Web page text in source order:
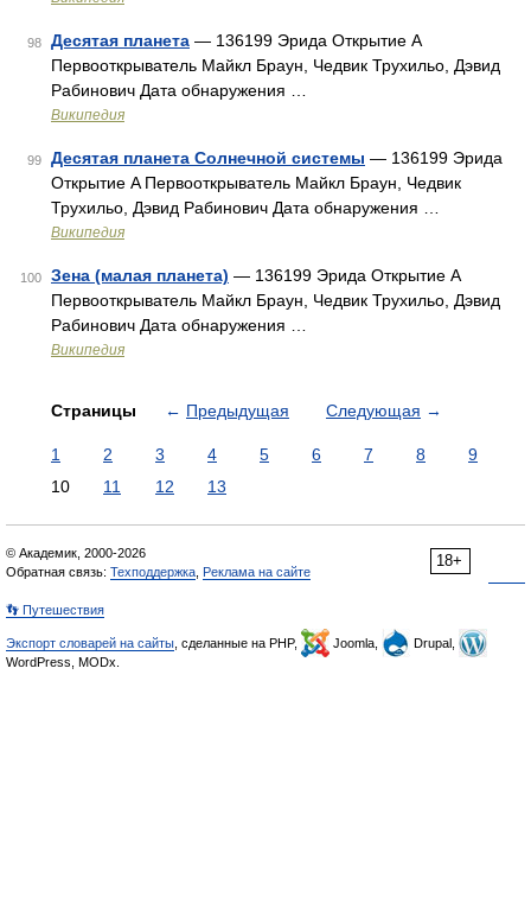
98 Десятая планета — 136199 Эрида Открытие A
Первооткрыватель Майкл Браун, Чедвик Трухильо, Дэвид
Рабинович Дата обнаружения …
Википедия
99 Десятая планета Солнечной системы — 136199 Эрида
Открытие A Первооткрыватель Майкл Браун, Чедвик
Трухильо, Дэвид Рабинович Дата обнаружения …
Википедия
100 Зена (малая планета) — 136199 Эрида Открытие A
Первооткрыватель Майкл Браун, Чедвик Трухильо, Дэвид
Рабинович Дата обнаружения …
Википедия
Страницы ← Предыдущая Следующая →
1 2 3 4 5 6 7 8
9
10
11 12 13
18+
© Академик, 2000-2026
Обратная связь: Техподдержка Реклама на сайте
👣 Путешествия
Экспорт словарей на сайты , сделанные на PHP, Joomla,
Drupal,
WordPress, MODx.